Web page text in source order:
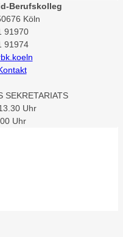
Berufskolleg
Köln
91970
91974
SEKRETARIATS
Uhr
Uhr